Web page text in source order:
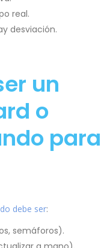
real.
desviación.
un
o
para
debe ser:
semáforos).